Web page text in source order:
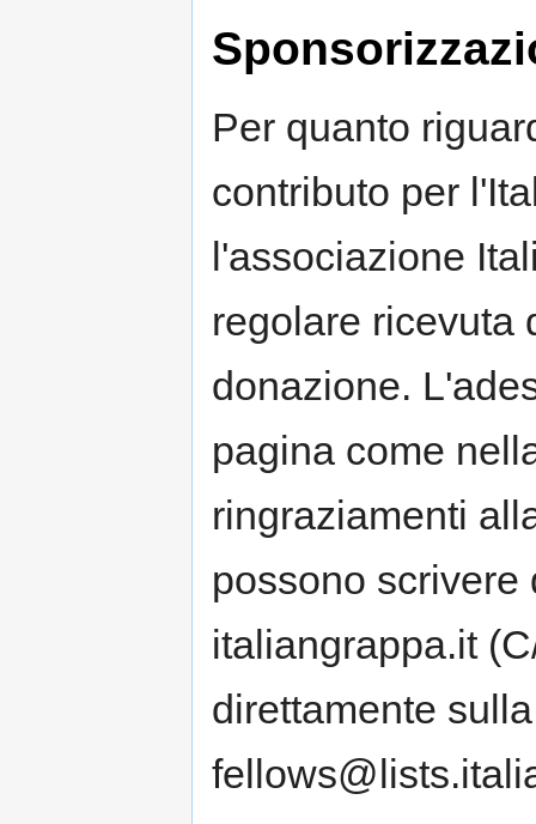
Per quanto
contributo per
l'associazione
regolare ricevuta
donazione.
pagina come
ringraziamenti
possono scrivere
italiangrappa.it
direttamente